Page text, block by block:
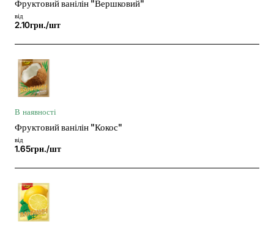
Фруктовий ванілін "Вершковий"
від
2.10грн./шт
В наявності
Фруктовий ванілін "Кокос"
від
1.65грн./шт